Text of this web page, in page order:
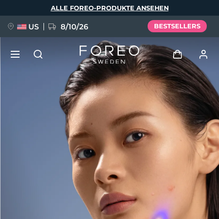
ALLE FOREO-PRODUKTE ANSEHEN
US 8/10/26 BESTSELLERS
Anmelden
Benutzerkonto
Meine Geräte
Meine Bestellungen
Meine Adressen
Meine Abonnements
FAQ™ Pure Beauty-Tech Elixir
BREAKING NEWS
issa™ Teeth Whitening Set
Deutsch
Español
Italiano
Svenska
简体中文 繁體中文